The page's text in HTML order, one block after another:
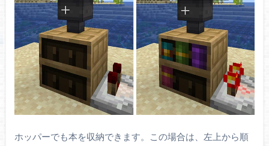
ホッパーでも本を収納できます。この場合は、左上から順